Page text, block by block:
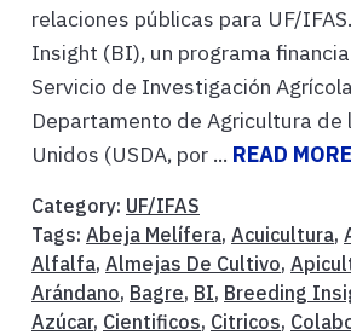
relaciones públicas para UF/
Insight (BI), un programa
Servicio de Investigación
Departamento de Agricultura de
Unidos (USDA, por ... READ MORE
Category: UF/IFAS
Tags: Abeja Melífera, Acuicultura,
Alfalfa, Almejas De Cultivo,
Arándano, Bagre, BI, Breeding
Azúcar, Cientificos, Citricos,